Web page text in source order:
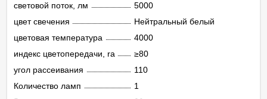
световой поток, лм
5000
цвет свечения
Нейтральный белый
цветовая температура
4000
индекс цветопередачи, ra
≥80
угол рассеивания
110
Количество ламп
1